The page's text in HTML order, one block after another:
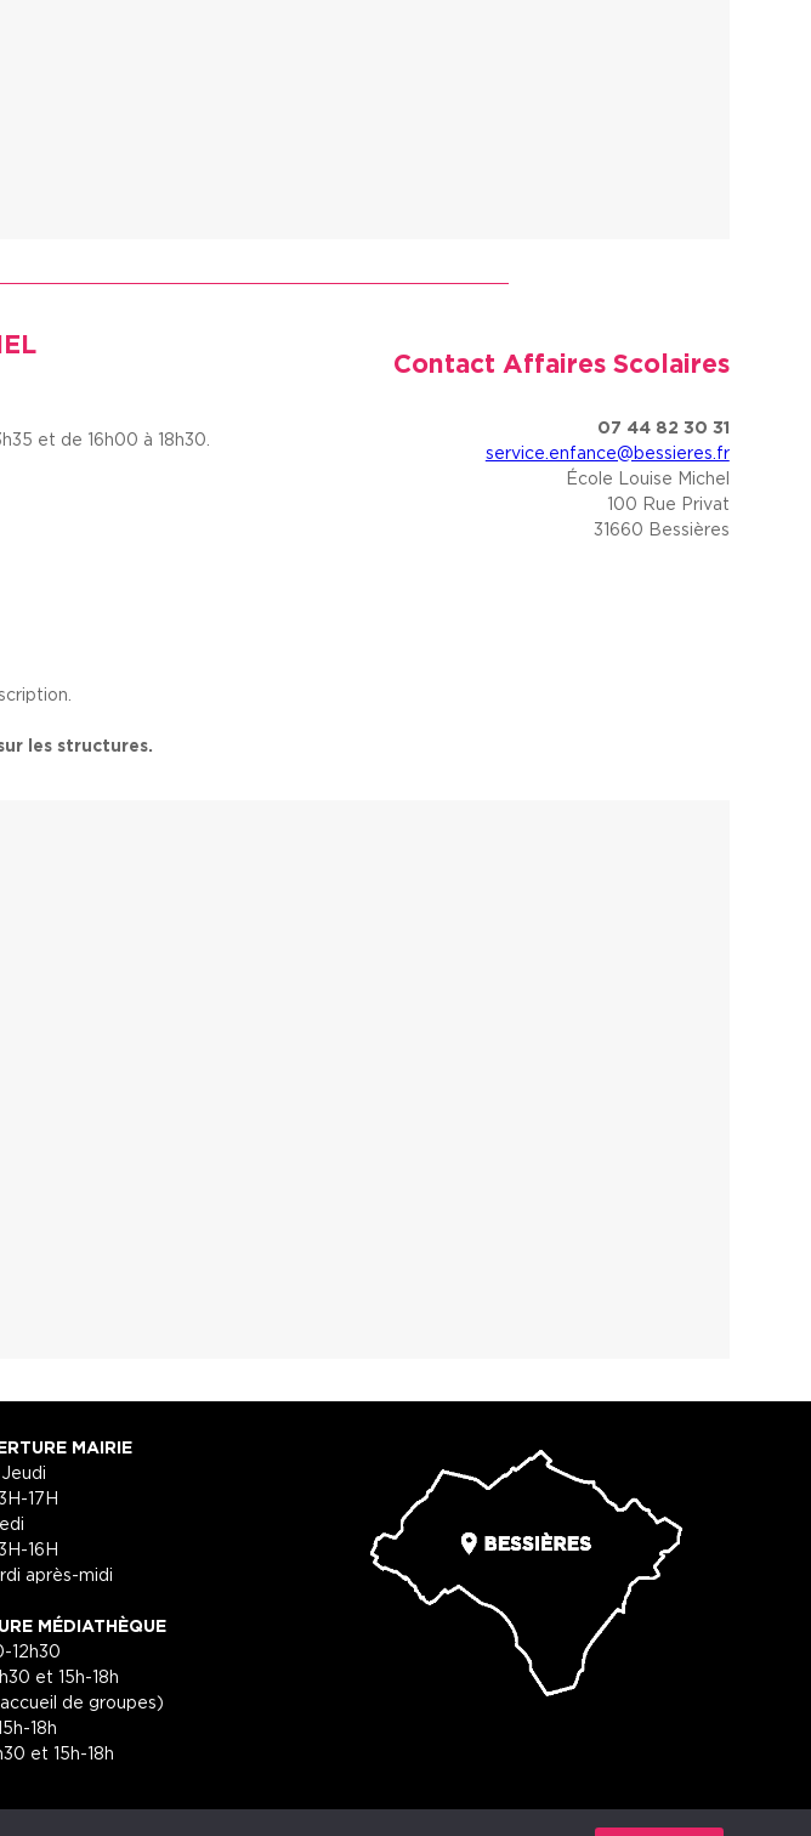
et de 16h00 à 18h30.
les structures.
Contact Affaires Scolaires
07 44 82 30 31
service.enfance@bessieres.fr
École Louise Michel
100 Rue Privat
31660 Bessières
MAIRIE
Jeudi
17H
16H
après-midi
MÉDIATHÈQUE
12h30
et 15h-18h
de groupes)
18h
et 15h-18h